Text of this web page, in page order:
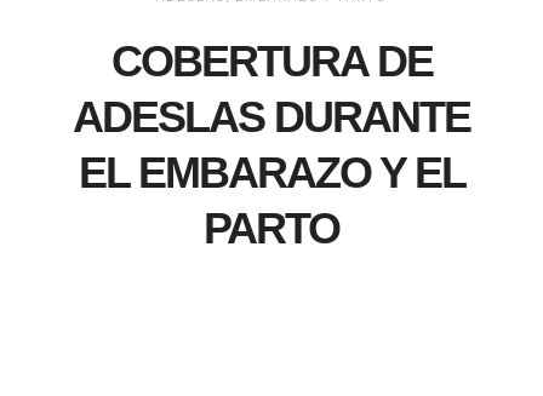
COBERTURA DE
ADESLAS DURANTE
EL EMBARAZO Y EL
PARTO